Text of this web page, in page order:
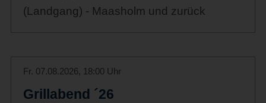
(Landgang) - Maasholm und zurück
Fr. 07.08.2026, 18:00 Uhr
Grillabend ´26